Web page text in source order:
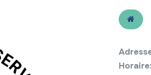
Horaire: